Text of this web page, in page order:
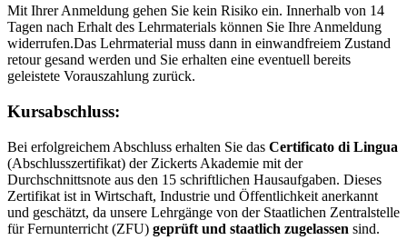
Mit Ihrer Anmeldung gehen Sie kein Risiko ein. Innerhalb von 14
Tagen nach Erhalt des Lehrmaterials können Sie Ihre Anmeldung
widerrufen.Das Lehrmaterial muss dann in einwandfreiem Zustand
retour gesand werden und Sie erhalten eine eventuell bereits
geleistete Vorauszahlung zurück.
Kursabschluss:
Bei erfolgreichem Abschluss erhalten Sie das Certificato di Lingua
(Abschlusszertifikat) der Zickerts Akademie mit der
Durchschnittsnote aus den 15 schriftlichen Hausaufgaben. Dieses
Zertifikat ist in Wirtschaft, Industrie und Öffentlichkeit anerkannt
und geschätzt, da unsere Lehrgänge von der Staatlichen Zentralstelle
für Fernunterricht (ZFU) geprüft und staatlich zugelassen sind.